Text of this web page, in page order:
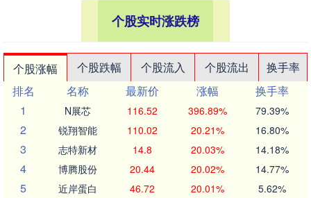
个股实时涨跌榜
个股涨幅 个股跌幅 个股流入 个股流出
换手率
排名
名称 最新价 涨幅
换手率
1
N展芯 116.52 396.89% 79.39%
2 锐翔智能 110.02 20.21% 16.80%
3 志特新材 14.8 20.03% 14.18%
4 博腾股份 20.44 20.02% 14.77%
5 近岸蛋白 46.72 20.01% 5.62%